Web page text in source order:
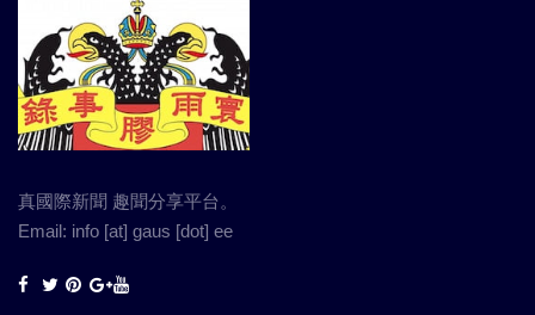
真國際新聞 趣聞分享平台。
Email: info [at] gaus [dot] ee